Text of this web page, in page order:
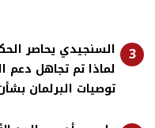
3
السنجيدي يحاصر
لماذا تم تجاهل دعم
توصيات البرلمان